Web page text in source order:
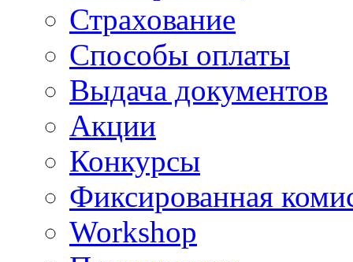
Страхование
Способы оплаты
Выдача документов
Акции
Конкурсы
Фиксированная
Workshop